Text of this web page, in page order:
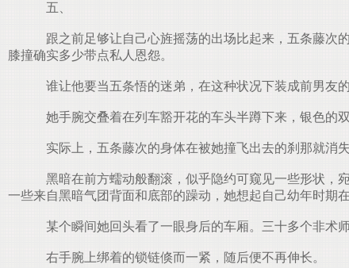
五、
跟之前足够让自己心旌摇荡的出场比起来，五条藤次
膝撞确实多少带点私人恩怨。
谁让他要当五条悟的迷弟，在这种状况下装成前男友
她手腕交叠着在列车豁开花的车头半蹲下来，银色的
实际上，五条藤次的身体在被她撞飞出去的刹那就消
黑暗在前方蠕动般翻滚，似乎隐约可窥见一些形状，
一些来自黑暗气团背面和底部的躁动，她想起自己幼年时期
某个瞬间她回头看了一眼身后的车厢。三十多个非术
右手腕上绑着的锁链倏而一紧，随后便不再伸长。